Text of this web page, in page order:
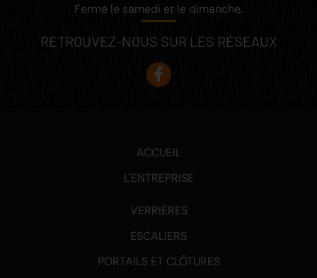
Fermé le samedi et le dimanche.
RETROUVEZ-NOUS SUR LES RÉSEAUX
ACCUEIL
L'ENTREPRISE
VERRIÈRES
ESCALIERS
PORTAILS ET CLÔTURES